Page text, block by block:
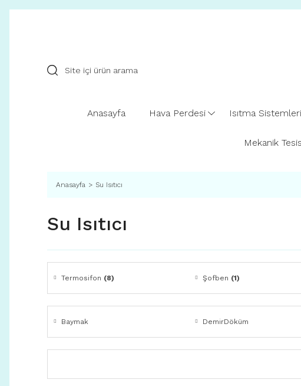
Anasayfa Hava Perdesi Isıtma Sistemleri
Mekanik
Anasayfa Su Isıtıcı
Su Isıtıcı
Termosifon (8) Şofben (1)
Baymak DemirDöküm